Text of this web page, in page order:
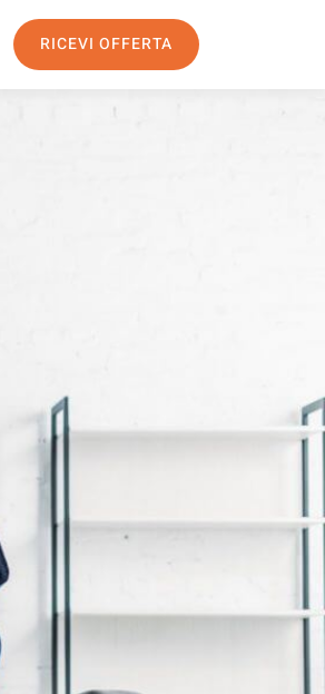
RICEVI OFFERTA